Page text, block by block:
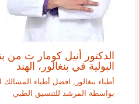
الدكتور أنيل كومار ت من
البولية في بنغالور، الهند
أطباء بنغالور , افضل أطباء المسالك
بواسطة المرشد للتنسيق الطبي